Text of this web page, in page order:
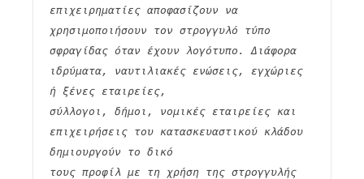
επιχειρηματίες αποφασίζουν να
χρησιμοποιήσουν τον στρογγυλό τύπο
σφραγίδας όταν έχουν λογότυπο. Διάφορα
ιδρύματα, ναυτιλιακές ενώσεις, εγχώριες
ή ξένες εταιρείες,
σύλλογοι, δήμοι, νομικές εταιρείες και
επιχειρήσεις του κατασκευαστικού κλάδου
δημιουργούν το δικό
τους προφίλ με τη χρήση της στρογγυλής